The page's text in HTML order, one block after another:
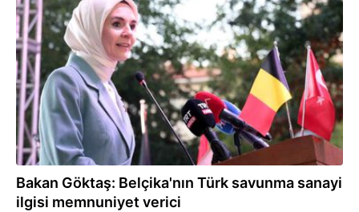
21.07.2026
Bakan Göktaş: Belçika'nın Türk savunma sanayi
ilgisi memnuniyet verici